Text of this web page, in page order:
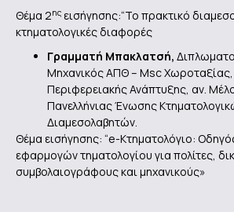
Θέμα 2ης εισήγησης:“Το πρακτικό
κτηματολογικές διαφορές
Γραμματή Μπακλατσή,
Μηχανικός ΑΠΘ – Msc
Περιφερειακής Ανάπτυξης, αν.
Πανελλήνιας Ένωσης
Διαμεσολαβητών.
Θέμα εισήγησης: “e-Κτηματολόγιο:
εφαρμογών τηματολογίου για πολίτες,
συμβολαιογράφους και μηχανικούς»